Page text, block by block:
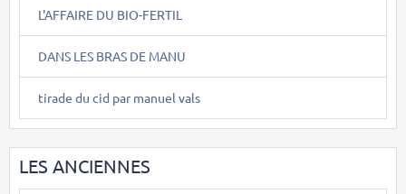
L'AFFAIRE DU BIO-FERTIL
DANS LES BRAS DE MANU
tirade du cid par manuel vals
LES ANCIENNES